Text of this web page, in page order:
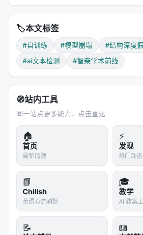
你读一篇第10代的AI生成文章，会
学术"——满篇都是however、
perhaps。但同时你会发现：它不再
动语态曲折表达重点了，不再插入
不再说"如果……那会怎样"了。它的
得极其光滑的管道，但在管道内部
🏗️ 结构深度假说
论文用一个方程总结了所有现象。
简单说：一个语言特征的消亡速度
深度"决定——也就是要在一个句子
依赖才能合法使用这个特征。而不是
决定。
这个区分很重要。模型崩塌的经典
设计…
🏷️本文标签
#自训练 #模型崩塌 #结构深度
#ai文本检测
#智柴学术前线
🧭站内工具
同一站点更多能力，点击直达
🏠
首页
最新话题
⚡
发现
热门动态
📘
Chilish
英语心流刷题
🎓
教学
AI 教案
📝 📖